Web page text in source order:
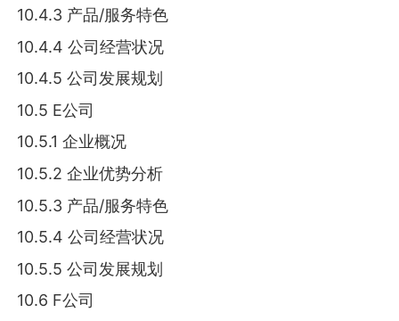
10.4.3 产品/服务特色
10.4.4 公司经营状况
10.4.5 公司发展规划
10.5 E公司
10.5.1 企业概况
10.5.2 企业优势分析
10.5.3 产品/服务特色
10.5.4 公司经营状况
10.5.5 公司发展规划
10.6 F公司